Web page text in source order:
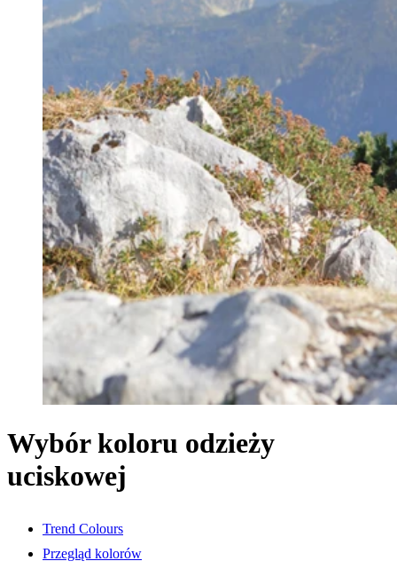
Wybór koloru odzieży
uciskowej
Trend Colours
Przegląd kolorów